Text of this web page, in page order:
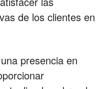
de los clientes en
presencia en